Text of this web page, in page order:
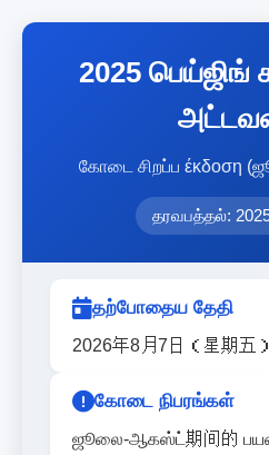
2025
கோடை சிறப்ப έκδοση
தரவபத்தல்:
தற்போதைய தேதி
2026年8月7日（星期五）
கோடை நிபரங்கள்
ஜூலை-ஆகஸ்ட்期间的